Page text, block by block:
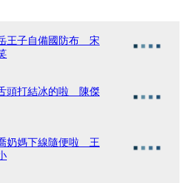
王子自備國防布 宋
頭打結冰的啦 陳傑
奶媽下線隨便啦 王